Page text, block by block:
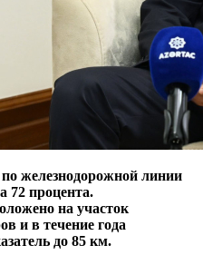
железнодорожной линии
72 процента.
на участок
и в течение года
до 85 км.